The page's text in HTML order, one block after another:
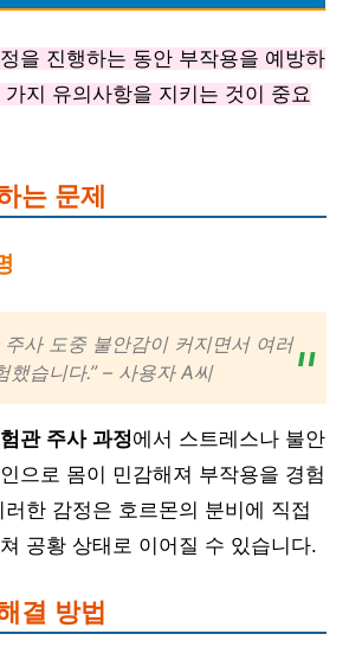
을 진행하는 동안 부작용을 예방하
지 유의사항을 지키는 것이 중요
는 문제
주사 도중 불안감이 커지면서 여러
했습니다.” – 사용자 A씨
관 주사 과정에서 스트레스나 불안
으로 몸이 민감해져 부작용을 경험
한 감정은 호르몬의 분비에 직접
공황 상태로 이어질 수 있습니다.
결 방법